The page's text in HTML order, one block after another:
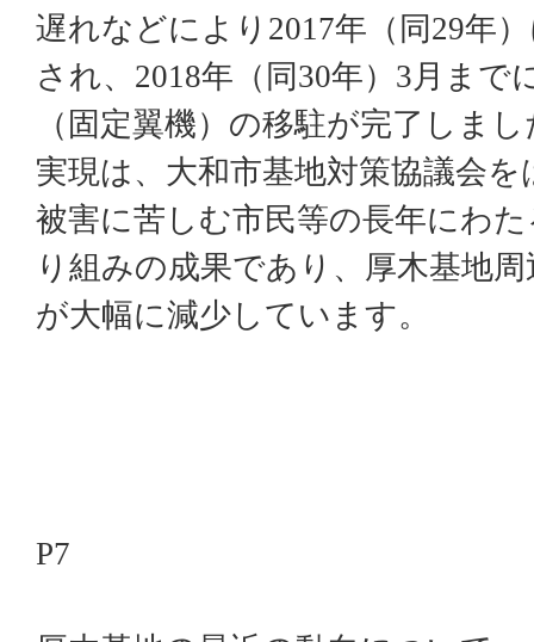
遅れなどにより 2017年（同29年
され、 2018年（同30年） 3月まで
（固定翼機）の移駐が完了しま
実現は、大和市基地対策協議会
被害に苦しむ市民等の長年にわ
り組みの成果であり、厚木基地
が大幅に減少しています。
P7